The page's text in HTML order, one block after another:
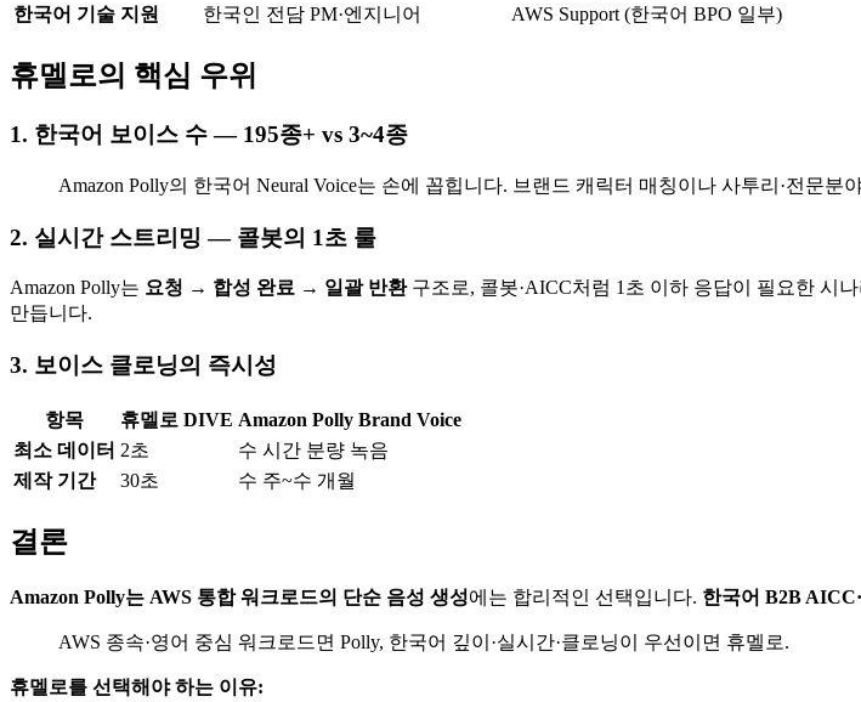
한국어 기술 지원
한국인 전담 PM·엔지니어 AWS Support (한국어 BPO 일부)
휴멜로의 핵심 우위
1. 한국어 보이스 수 — 195종+ vs 3~4종
Amazon Polly의 한국어 Neural Voice는 손에 꼽힙니다. 브랜드 캐릭터 매칭이나 사투리·전문
2. 실시간 스트리밍 — 콜봇의 1초 룰
Amazon Polly는 요청 → 합성 완료 → 일괄 반환구조로, 콜봇·AICC처럼 1초 이하 응답이 필요한 시
만듭니다.
3. 보이스 클로닝의 즉시성
항목 휴멜로 DIVE Amazon Polly Brand Voice
최소 데이터 2초
수 시간 분량 녹음
제작 기간
30초 수 주~수 개월
결론
Amazon Polly는 AWS 통합 워크로드의 단순 음성 생성에는 합리적인 선택입니다. 한국어 B2B
AWS 종속·영어 중심 워크로드면 Polly, 한국어 깊이·실시간·클로닝이 우선이면 휴멜로.
휴멜로를 선택해야 하는 이유: